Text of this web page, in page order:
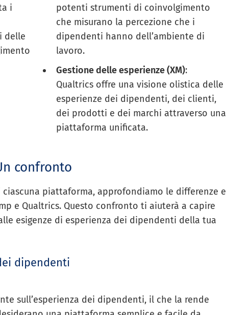
i
delle
potenti strumenti di coinvolgimento
che misurano la percezione che i
dipendenti hanno dell’ambiente di
lavoro.
Gestione delle esperienze (XM):
Qualtrics offre una visione olistica delle
esperienze dei dipendenti, dei clienti,
dei prodotti e dei marchi attraverso una
piattaforma unificata.
confronto
piattaforma, approfondiamo le differenze e
e Qualtrics. Questo confronto ti aiuterà a capire
esigenze di esperienza dei dipendenti della tua
dipendenti
sull’esperienza dei dipendenti, il che la rende